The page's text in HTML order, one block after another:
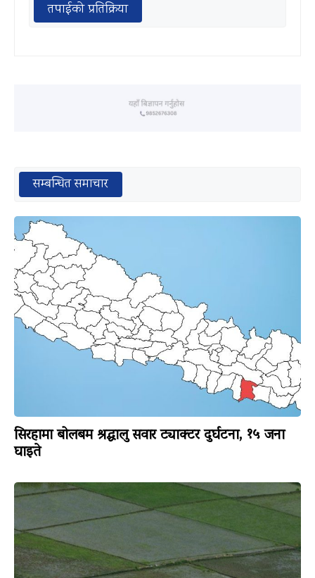
तपाईको प्रतिक्रिया
सम्बन्धित समाचार
सिरहामा बोलबम श्रद्धालु सवार ट्याक्टर दुर्घटना, १५ जना
घाइते